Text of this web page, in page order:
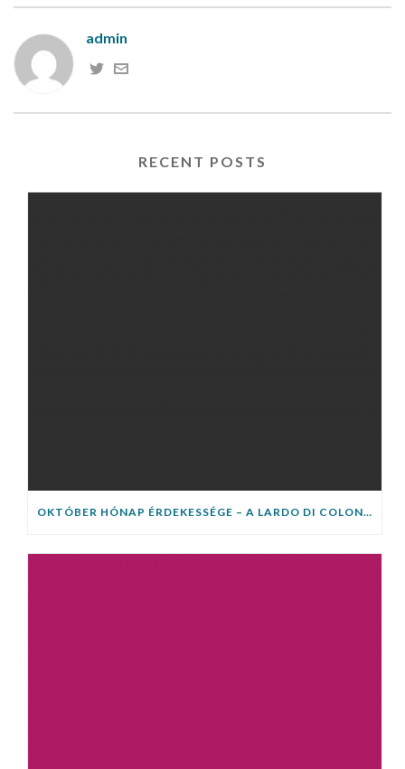
admin
RECENT POSTS
OKTÓBER HÓNAP ÉRDEKESSÉGE – A LARDO DI COLONNATA